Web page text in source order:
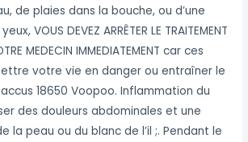
de plaies dans la bouche, ou d’une
VOUS DEVEZ ARRÊTER LE TRAITEMENT
MEDECIN IMMEDIATEMENT car ces
votre vie en danger ou entraîner le
18650 Voopoo. Inflammation du
des douleurs abdominales et une
la peau ou du blanc de l’il ;. Pendant le